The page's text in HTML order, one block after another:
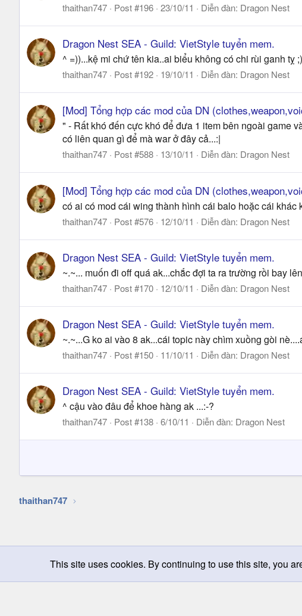
thaithan747 Post #196 23/10/11 Diễn đàn: Dragon Nest
Dragon Nest SEA - Guild: VietStyle tuyển mem.
^ =))...kệ mi chứ tên kia..ai biểu không có chi rùi ganh tỵ
thaithan747 Post #192 19/10/11 Diễn đàn: Dragon Nest
[Mod] Tổng hợp các mod của DN
" - Rất khó đến cực khó để đưa 1 item bên ngoài game
có liên quan gì để mà war ở đây cả...:|
thaithan747 Post #588 13/10/11 Diễn đàn: Dragon Nest
[Mod] Tổng hợp các mod của DN
có ai có mod cái wing thành hình cái balo hoặc cái khác
thaithan747 Post #576 12/10/11 Diễn đàn: Dragon Nest
Dragon Nest SEA - Guild: VietStyle tuyển mem.
~.~... muốn đi off quá ak...chắc đợi ta ra trường rồi bay
thaithan747 Post #170 12/10/11 Diễn đàn: Dragon Nest
Dragon Nest SEA - Guild: VietStyle tuyển mem.
~.~...G ko ai vào 8 ak...cái topic này chìm xuồng gòi
thaithan747 Post #150 11/10/11 Diễn đàn: Dragon Nest
Dragon Nest SEA - Guild: VietStyle tuyển mem.
^ cậu vào đâu để khoe hàng ak ...:-?
thaithan747 Post #138 6/10/11 Diễn đàn: Dragon Nest
thaithan747
Chọn giao diện Change width
This site uses cookies. By continuing to use this site, you